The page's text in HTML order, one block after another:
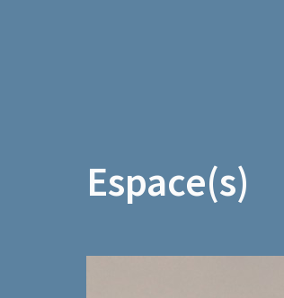
Espace(s)